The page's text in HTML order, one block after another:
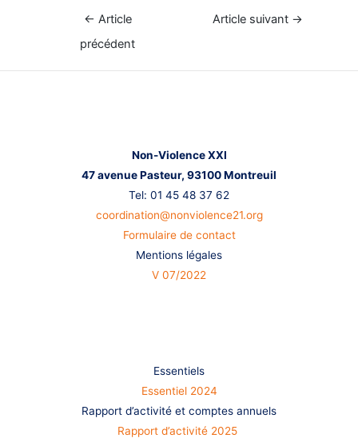
Navigation← Article
précédent
Article suivant →
Non-Violence XXI
47 avenue Pasteur, 93100 Montreuil
Tel: 01 45 48 37 62
coordination@nonviolence21.org
Formulaire de contact
Mentions légales
V 07/2022
Essentiels
Essentiel 2024
Rapport d’activité et comptes annuels
Rapport d’activité 2025